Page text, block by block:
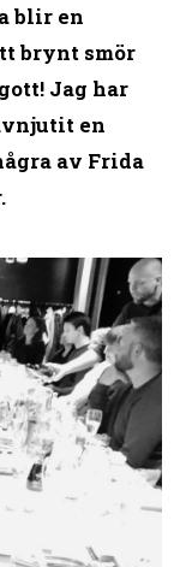
blir en
brynt smör
Jag har
en
av Frida